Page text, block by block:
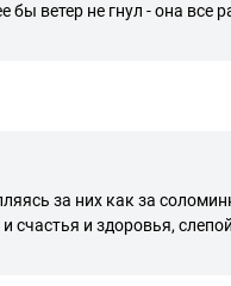
бы ветер не гнул - она все
за них как за
счастья и здоровья,